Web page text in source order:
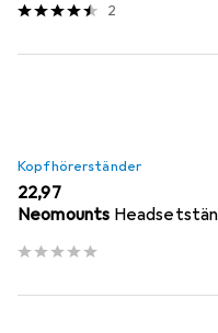
2
Kopfhörerständer
EUR
22,97
Neomounts